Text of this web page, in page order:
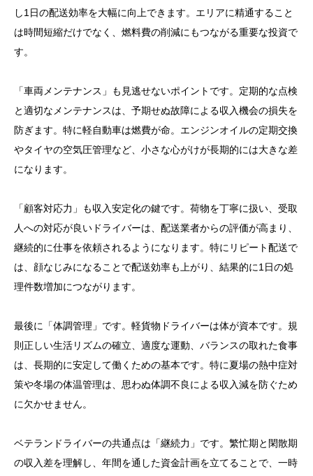
し1日の配送効率を大幅に向上できます。エリアに精通すること
は時間短縮だけでなく、燃料費の削減にもつながる重要な投資で
す。
「車両メンテナンス」も見逃せないポイントです。定期的な点検
と適切なメンテナンスは、予期せぬ故障による収入機会の損失を
防ぎます。特に軽自動車は燃費が命。エンジンオイルの定期交換
やタイヤの空気圧管理など、小さな心がけが長期的には大きな差
になります。
「顧客対応力」も収入安定化の鍵です。荷物を丁寧に扱い、受取
人への対応が良いドライバーは、配送業者からの評価が高まり、
継続的に仕事を依頼されるようになります。特にリピート配送で
は、顔なじみになることで配送効率も上がり、結果的に1日の処
理件数増加につながります。
最後に「体調管理」です。軽貨物ドライバーは体が資本です。規
則正しい生活リズムの確立、適度な運動、バランスの取れた食事
は、長期的に安定して働くための基本です。特に夏場の熱中症対
策や冬場の体温管理は、思わぬ体調不良による収入減を防ぐため
に欠かせません。
ベテランドライバーの共通点は「継続力」です。繁忙期と閑散期
の収入差を理解し、年間を通した資金計画を立てることで、一時